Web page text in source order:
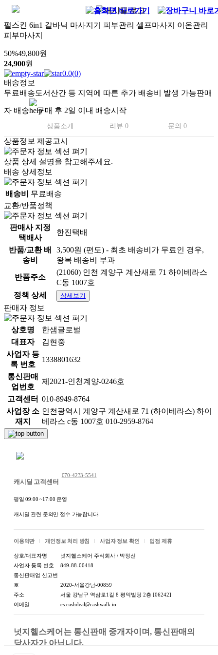
펄스킨 6in1 갈바닉 마사지기 피부관리 셀프마사지 이온관리
피부마사지
50%49,800원
24,900원
0.0(0)
배송정보
무료배송도서산간 등 지역에 따른 추가 배송비 발생 가능판매
자 배송 구매 후 2일 이내 배송시작
상품소개 리뷰 0 문의 0
상품정보 제공고시
상품 상세 설명을 참고해주세요.
배송 상세정보
배송비
무료배송
교환/반품정책
판매사 지정
택배사
한진택배
반품/교환 배
송비
3,500원 (편도) - 최초 배송비가 무료인 경우,
왕복 배송비 부과
반품주소
(21060) 인천 계양구 계산새로 71 하이베라스
C동 1007호
정책 상세
상세보기
판매자 정보
상호명
한샘글로벌
대표자
김현중
사업자 등
록 번호
1338801632
통신판매
업번호
제2021-인천계양-0246호
고객센터 010-8949-8764
사업장 소
재지
인천광역시 계양구 계산새로 71 (하이베라스) 하이
베라스 c동 1007호 010-2959-8764
캐시딜 고객센터
070-4233-5541
평일 09:00 ~17:00 운영
캐시딜 관련 문의만 접수 가능합니다.
이용약관 개인정보 처리 방침 사업자 정보 확인 입점 제휴
상호/대표자명
넛지헬스케어 주식회사 / 박정신
사업자 등록 번호
849-88-00418
통신판매업 신고번
호
2020-서울강남-00859
주소
서울 강남구 역삼로1길 8 평익빌딩 2층 [06242]
이메일
cs.cashdeal@cashwalk.io
넛지헬스케어는 통신판매 중개자이며, 통신판매의
당사자가 아닙니다.